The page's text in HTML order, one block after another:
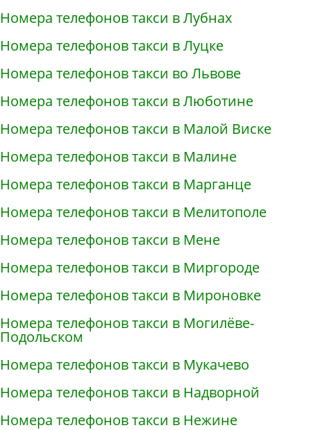
Номера телефонов такси в Лубнах
Номера телефонов такси в Луцке
Номера телефонов такси во Львове
Номера телефонов такси в Люботине
Номера телефонов такси в Малой Виске
Номера телефонов такси в Малине
Номера телефонов такси в Марганце
Номера телефонов такси в Мелитополе
Номера телефонов такси в Мене
Номера телефонов такси в Миргороде
Номера телефонов такси в Мироновке
Номера телефонов такси в Могилёве-
Подольском
Номера телефонов такси в Мукачево
Номера телефонов такси в Надворной
Номера телефонов такси в Нежине